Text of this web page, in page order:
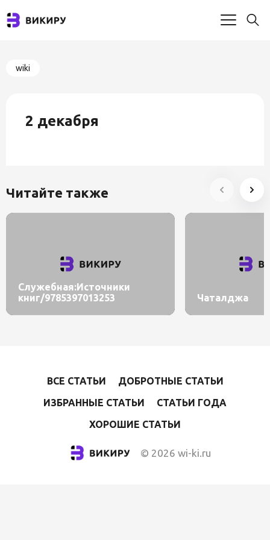
wiki
2 декабря
Читайте также
Служебная:Источники
книг/9785397013253
Чаталджа
ВСЕ СТАТЬИ
ДОБРОТНЫЕ СТАТЬИ
ИЗБРАННЫЕ СТАТЬИ
СТАТЬИ ГОДА
ХОРОШИЕ СТАТЬИ
© 2026 wi-ki.ru